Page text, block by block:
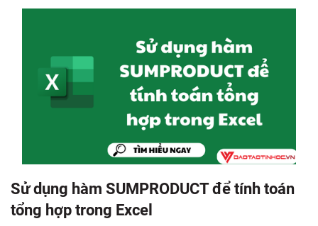
Sử dụng hàm SUMPRODUCT để tính toán
tổng hợp trong Excel